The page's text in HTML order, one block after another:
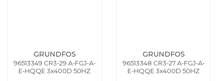
GRUNDFOS
96513349 CR3-29 A-FGJ-A-
E-HQQE 3x400D 50HZ
GRUNDFOS
96513348 CR3-27 A-FGJ-A-
E-HQQE 3x400D 50HZ